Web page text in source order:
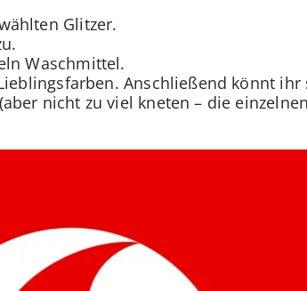
Glitzer.
Waschmittel.
Anschließend könnt ihr
nicht zu viel kneten – die